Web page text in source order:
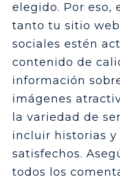
elegido. Por eso,
tanto tu sitio
sociales estén
contenido de
información
imágenes
la variedad de
incluir historias
satisfechos.
todos los